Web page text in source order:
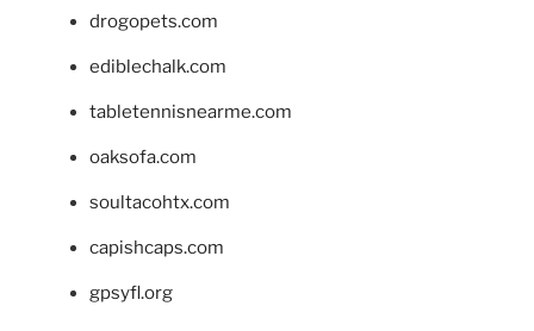
drogopets.com
ediblechalk.com
tabletennisnearme.com
oaksofa.com
soultacohtx.com
capishcaps.com
gpsyfl.org